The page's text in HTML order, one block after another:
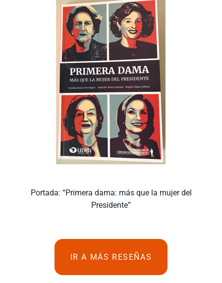
Portada: “Primera dama: más que la mujer del
Presidente”
IR A MÁS RESEÑAS